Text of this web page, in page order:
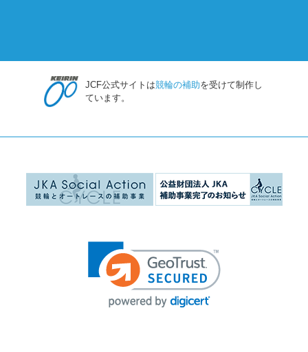
JCF公式サイトは競輪の補助を受けて制作し
ています。